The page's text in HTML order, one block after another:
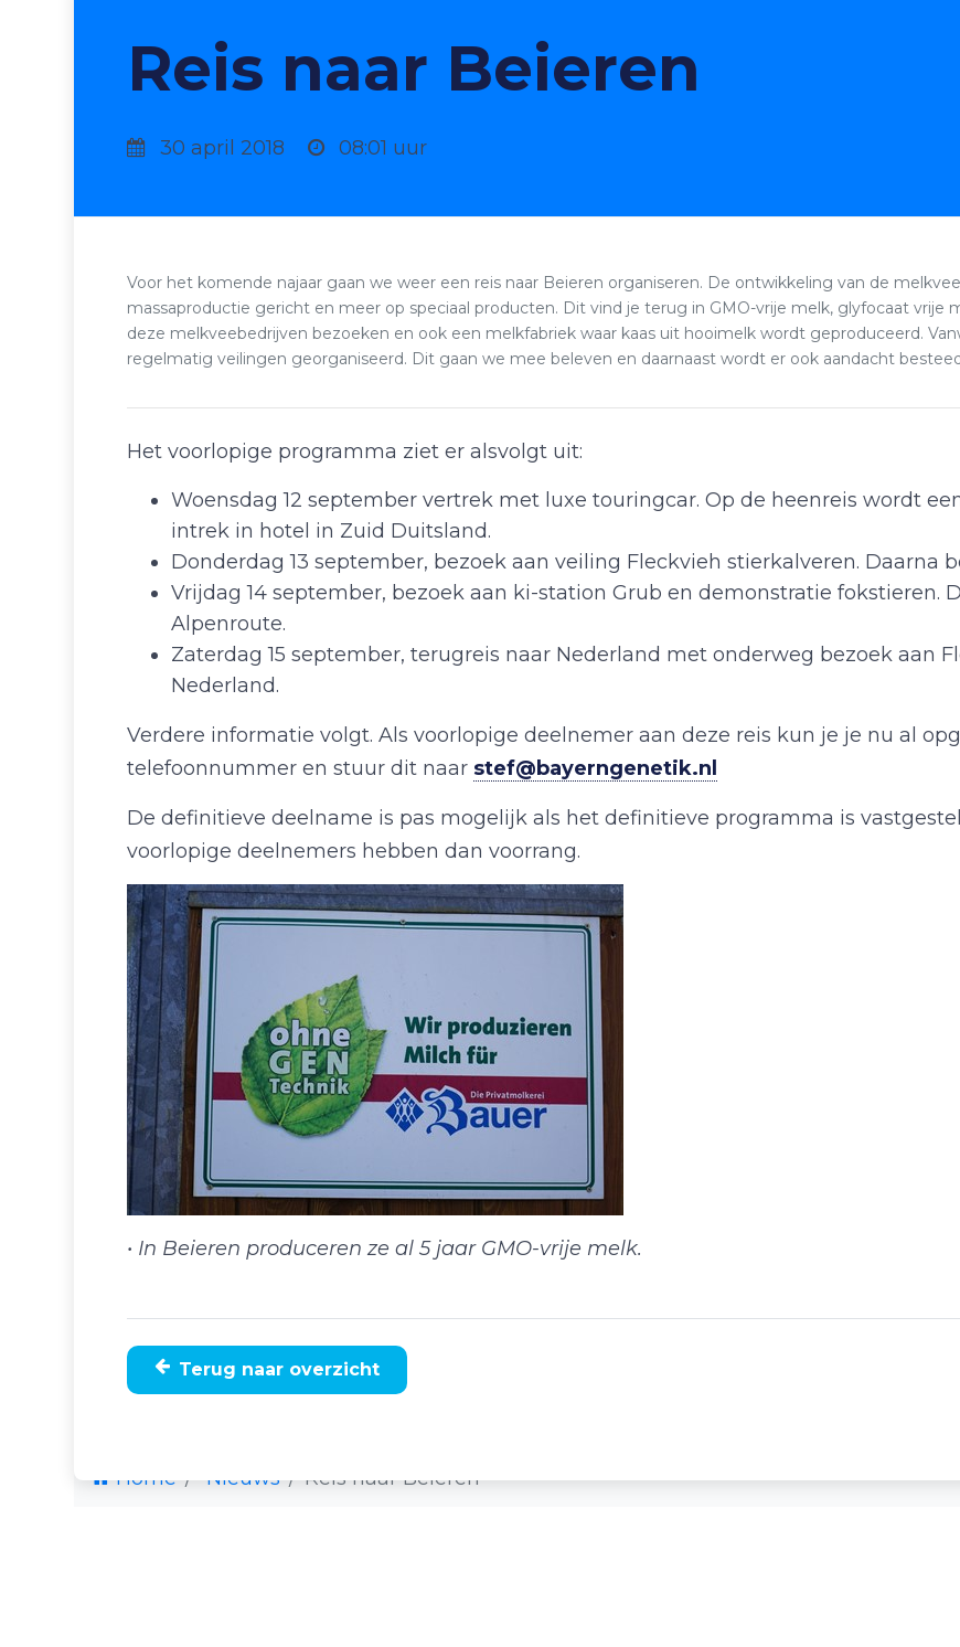
Home Nieuws Reis naar Beieren
Reis naar Beieren
30 april 2018 08:01 uur
Voor het komende najaar gaan we weer een reis naar Beieren organiseren. De ontwikkeling van de
massaproductie gericht en meer op speciaal producten. Dit vind je terug in GMO-vrije melk, glyfocaat vrije
deze melkveebedrijven bezoeken en ook een melkfabriek waar kaas uit hooimelk wordt geproduceerd.
regelmatig veilingen georganiseerd. Dit gaan we mee beleven en daarnaast wordt er ook aandacht
Het voorlopige programma ziet er alsvolgt uit:
Woensdag 12 september vertrek met luxe touringcar. Op de heenreis wordt
intrek in hotel in Zuid Duitsland.
Donderdag 13 september, bezoek aan veiling Fleckvieh stierkalveren. Daarna
Vrijdag 14 september, bezoek aan ki-station Grub en demonstratie fokstieren.
Alpenroute.
Zaterdag 15 september, terugreis naar Nederland met onderweg bezoek aan
Nederland.
Verdere informatie volgt. Als voorlopige deelnemer aan deze reis kun je je nu al
telefoonnummer en stuur dit naar stef@bayerngenetik.nl
De definitieve deelname is pas mogelijk als het definitieve programma is
voorlopige deelnemers hebben dan voorrang.
• In Beieren produceren ze al 5 jaar GMO-vrije melk.
Terug naar overzicht